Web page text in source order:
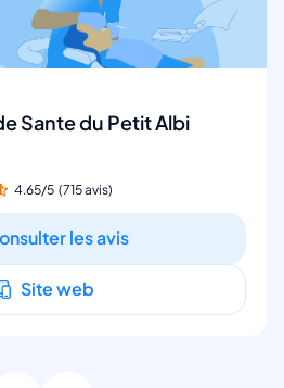
Sante du Petit Albi
4.65/5 (715 avis)
les avis
Site web